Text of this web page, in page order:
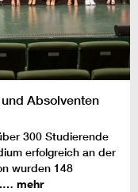
Absolventen
300 Studierende
erfolgreich an der
wurden 148
mehr